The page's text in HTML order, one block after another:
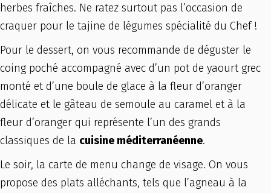
herbes fraîches. Ne ratez surtout pas l’occasion de
craquer pour le tajine de légumes spécialité du Chef !
Pour le dessert, on vous recommande de déguster le
coing poché accompagné avec d’un pot de yaourt grec
monté et d’une boule de glace à la fleur d’oranger
délicate et le gâteau de semoule au caramel et à la
fleur d’oranger qui représente l’un des grands
classiques de la cuisine méditerranéenne.
Le soir, la carte de menu change de visage. On vous
propose des plats alléchants, tels que l’agneau à la